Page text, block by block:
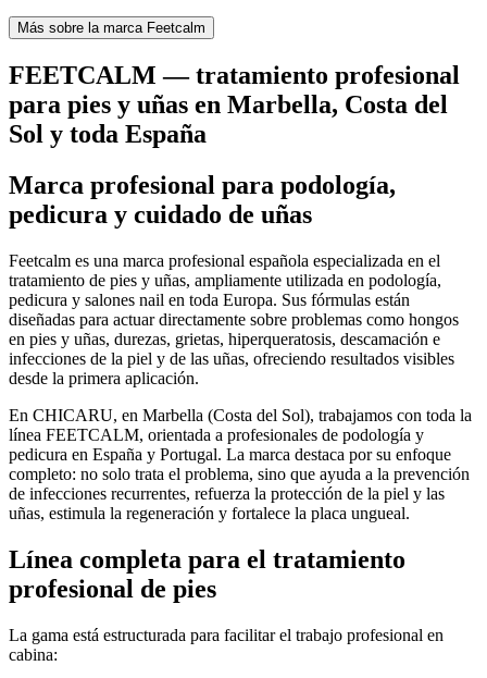
Más sobre la marca Feetcalm
FEETCALM — tratamiento profesional
para pies y uñas en Marbella, Costa del
Sol y toda España
Marca profesional para podología,
pedicura y cuidado de uñas
Feetcalm es una marca profesional española especializada en el
tratamiento de pies y uñas, ampliamente utilizada en podología,
pedicura y salones nail en toda Europa. Sus fórmulas están
diseñadas para actuar directamente sobre problemas como hongos
en pies y uñas, durezas, grietas, hiperqueratosis, descamación e
infecciones de la piel y de las uñas, ofreciendo resultados visibles
desde la primera aplicación.
En CHICARU, en Marbella (Costa del Sol), trabajamos con toda la
línea FEETCALM, orientada a profesionales de podología y
pedicura en España y Portugal. La marca destaca por su enfoque
completo: no solo trata el problema, sino que ayuda a la prevención
de infecciones recurrentes, refuerza la protección de la piel y las
uñas, estimula la regeneración y fortalece la placa ungueal.
Línea completa para el tratamiento
profesional de pies
La gama está estructurada para facilitar el trabajo profesional en
cabina: